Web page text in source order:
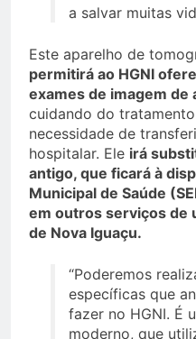
a salvar muitas
Este aparelho de
permitirá ao HGNI
exames de imagem de
cuidando do
necessidade de
hospitalar. Ele irá
antigo, que ficará à
Municipal de Saúde
em outros serviços de
de Nova Iguaçu.
“Poderemos
específicas que
fazer no HGNI. É
moderno, que